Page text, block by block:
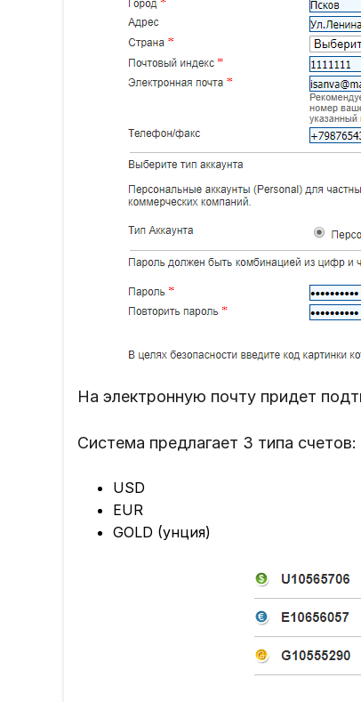
На электронную почту придет
Система предлагает 3 типа счетов:
USD
EUR
GOLD (унция)